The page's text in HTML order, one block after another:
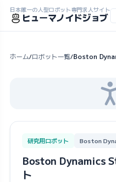
日本唯一の人型ロボット専門求人サイト
ヒューマノイドジョブ
ホーム/ロボット一覧/Boston
研究用ロボット Boston
Boston Dynamics
ト